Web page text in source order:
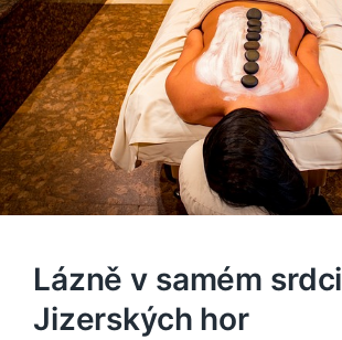
Lázně v samém srdci
Jizerských hor